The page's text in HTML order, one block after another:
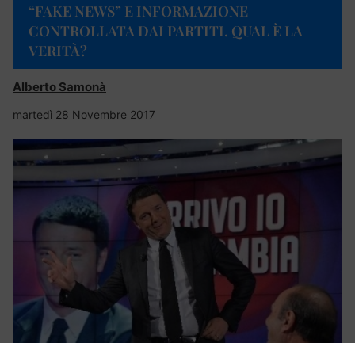
“FAKE NEWS” E INFORMAZIONE
CONTROLLATA DAI PARTITI. QUAL È LA
VERITÀ?
Alberto Samonà
martedì 28 Novembre 2017